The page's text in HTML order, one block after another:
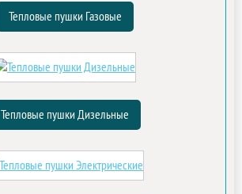
Тепловые пушки Газовые
Тепловые пушки Дизельные